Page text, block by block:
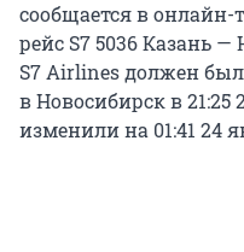
сообщается в
рейс S7 5036 Казань
S7 Airlines должен
в Новосибирск в 21:25
изменили на 01:41 24